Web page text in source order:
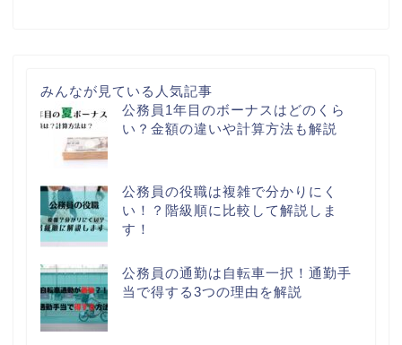
みんなが見ている人気記事
公務員1年目のボーナスはどのくら
い？金額の違いや計算方法も解説
公務員の役職は複雑で分かりにく
い！？階級順に比較して解説しま
す！
公務員の通勤は自転車一択！通勤手
当で得する3つの理由を解説